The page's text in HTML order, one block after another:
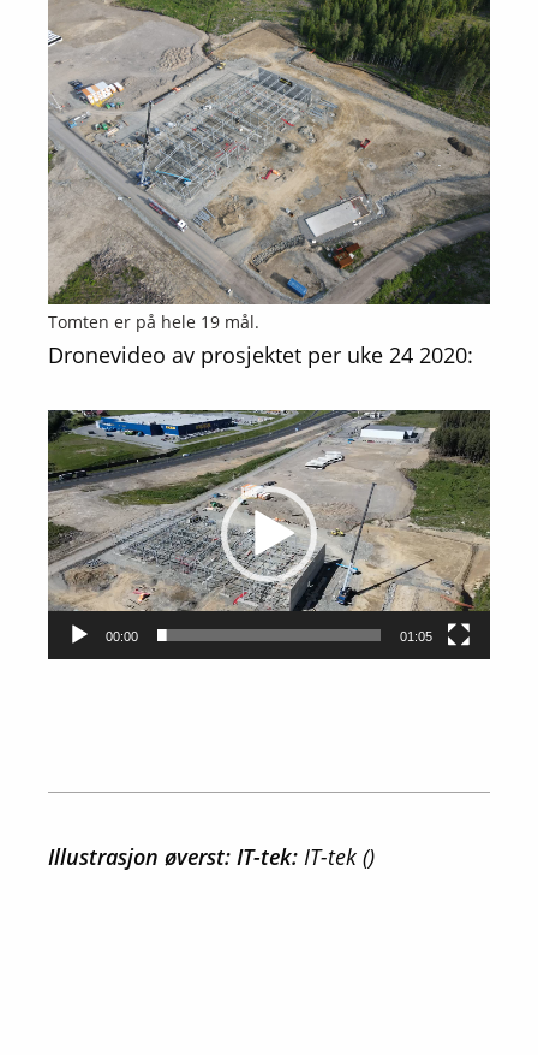
Tomten er på hele 19 mål.
Dronevideo av prosjektet per uke 24 2020:
Videoavspiller
00:00 01:05
Illustrasjon øverst: IT-tek: IT-tek ()